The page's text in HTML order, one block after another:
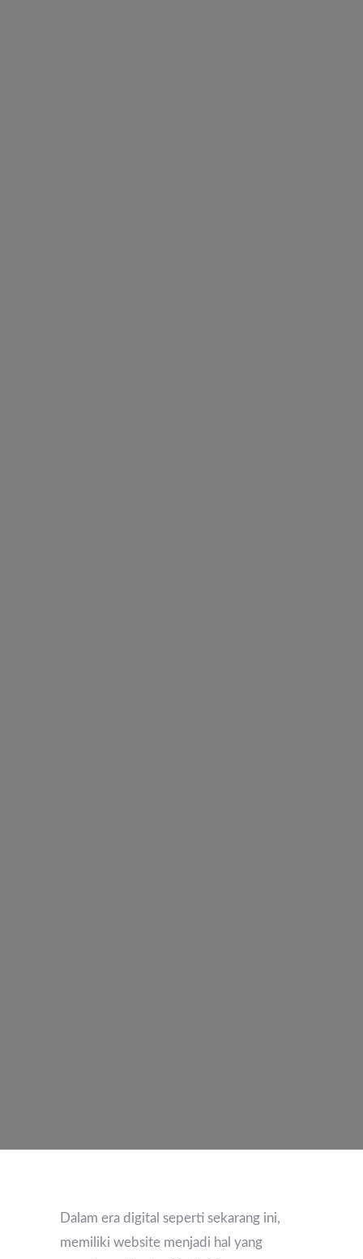
Dalam era digital seperti sekarang ini,
memiliki website menjadi hal yang